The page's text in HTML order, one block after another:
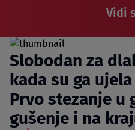
Vidi
Slobodan za
kada su ga
Prvo stezanje u
gušenje i na